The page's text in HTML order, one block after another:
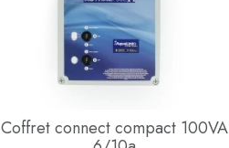
Coffret connect compact 100VA